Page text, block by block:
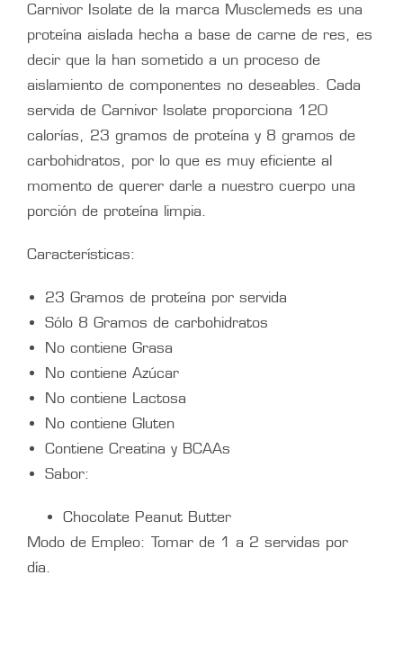
Carnivor Isolate de la marca Musclemeds es una
proteína aislada hecha a base de carne de res, es
decir que la han sometido a un proceso de
aislamiento de componentes no deseables. Cada
servida de Carnivor Isolate proporciona 120
calorías, 23 gramos de proteína y 8 gramos de
carbohidratos, por lo que es muy eficiente al
momento de querer darle a nuestro cuerpo una
porción de proteína limpia.
Características:
23 Gramos de proteína por servida
Sólo 8 Gramos de carbohidratos
No contiene Grasa
No contiene Azúcar
No contiene Lactosa
No contiene Gluten
Contiene Creatina y BCAAs
Sabor:
Chocolate Peanut Butter
Modo de Empleo: Tomar de 1 a 2 servidas por
día.